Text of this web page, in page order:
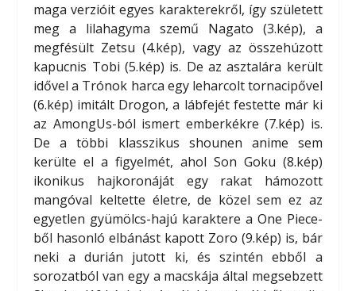
maga verzióit egyes karakterekről, így született
meg a lilahagyma szemű Nagato (3.kép), a
megfésült Zetsu (4.kép), vagy az összehúzott
kapucnis Tobi (5.kép) is. De az asztalára került
idővel a Trónok harca egy leharcolt tornacipővel
(6.kép) imitált Drogon, a lábfejét festette már ki
az AmongUs-ból ismert emberkékre (7.kép) is.
De a többi klasszikus shounen anime sem
kerülte el a figyelmét, ahol Son Goku (8.kép)
ikonikus hajkoronáját egy rakat hámozott
mangóval keltette életre, de közel sem ez az
egyetlen gyümölcs-hajú karaktere a One Piece-
ből hasonló elbánást kapott Zoro (9.kép) is, bár
neki a durián jutott ki, és szintén ebből a
sorozatból van egy a macskája által megsebzett